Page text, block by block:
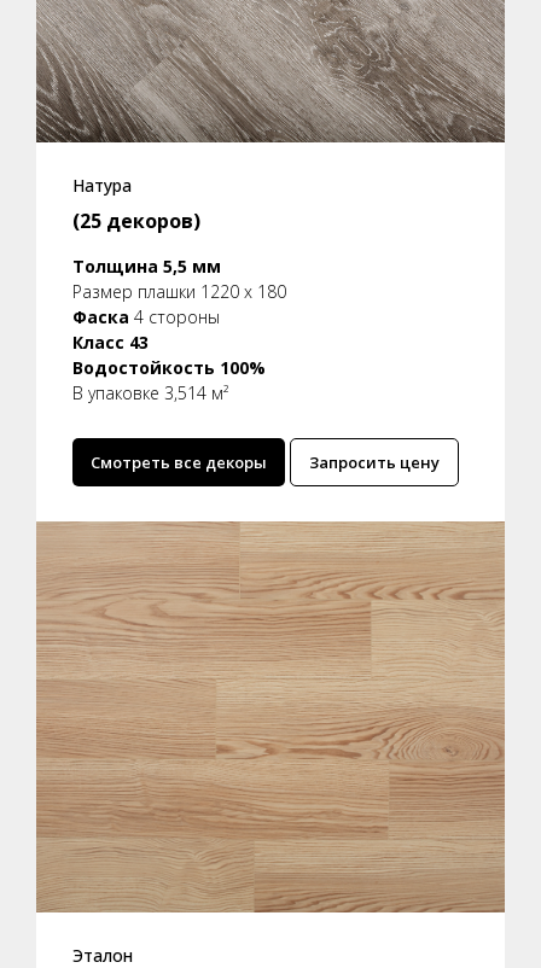
Натура
(25 декоров)
Толщина 5,5 мм
Размер плашки 1220 x 180
Фаска 4 стороны
Класс 43
Водостойкость 100%
В упаковке 3,514 м²
Смотреть все декоры Запросить цену
Эталон